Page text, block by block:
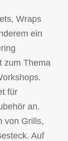
Wraps
ein
zum Thema
für
an.
von Grills,
Auf